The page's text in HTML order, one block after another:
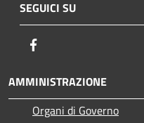
SEGUICI SU
AMMINISTRAZIONE
Organi di Governo